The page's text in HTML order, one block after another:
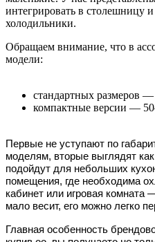
интегрировать в столешницу
холодильники.
Обращаем внимание, что в
модели:
стандартных размеров
компактные версии —
Первые не уступают по
моделям, вторые выглядят
подойдут для небольших
помещения, где необходима
кабинет или игровая
мало весит, его можно легко
Главная особенность